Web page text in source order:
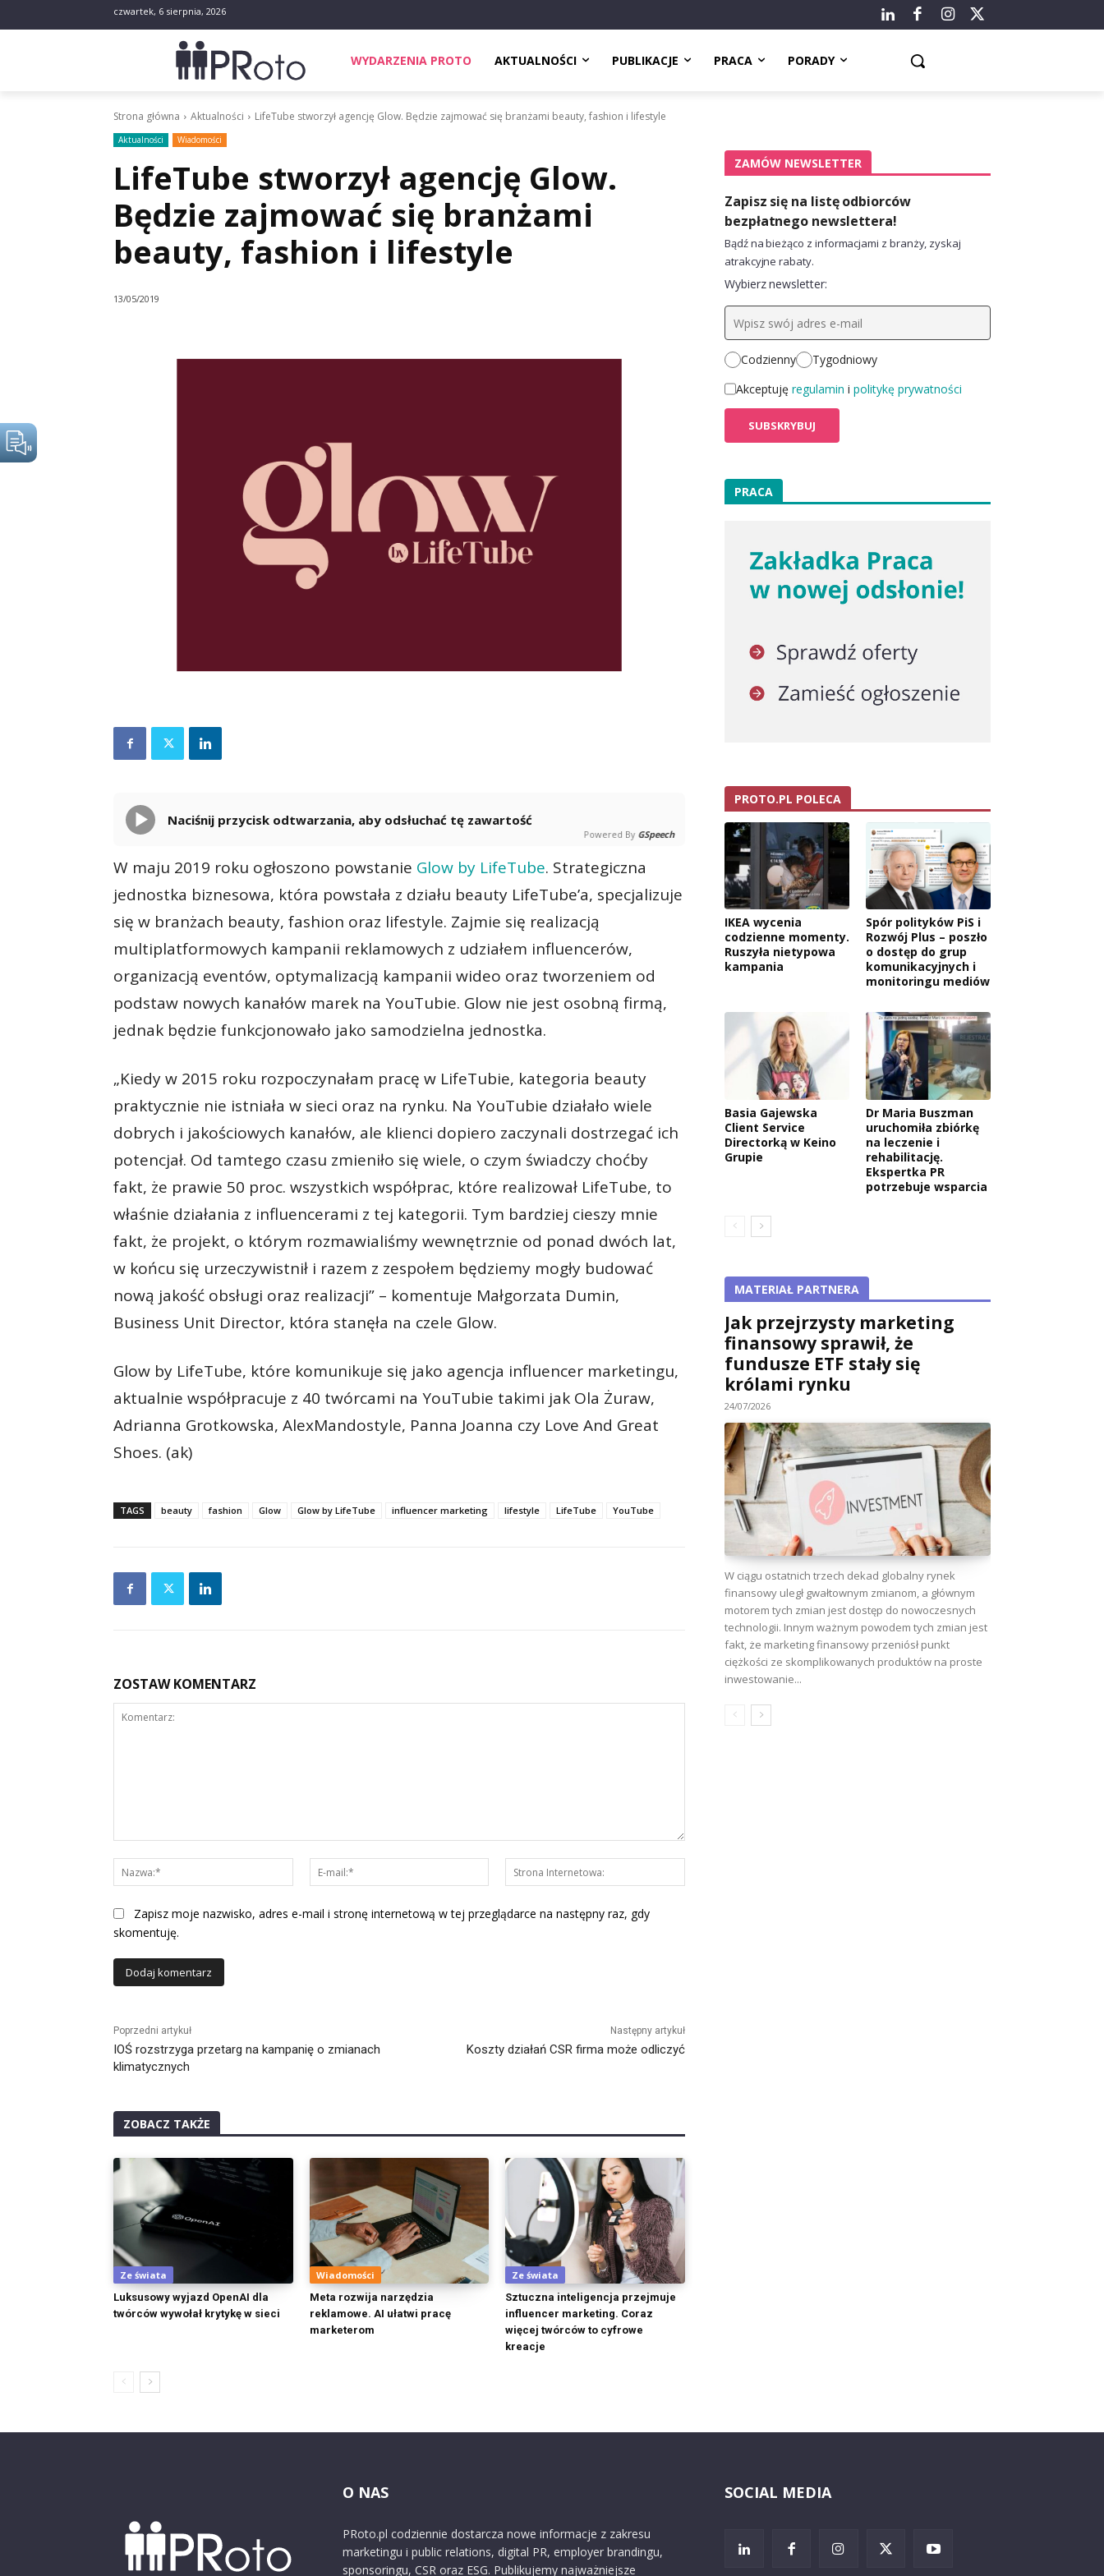
czwartek, 6 sierpnia, 2026
WYDARZENIA PROTO AKTUALNOŚCI PUBLIKACJE PRACA PORADY
Strona główna Aktualności LifeTube stworzył agencję Glow. Będzie zajmować się branżami beauty, fashion i lifestyle
Aktualności Wiadomości
LifeTube stworzył agencję Glow.
Będzie zajmować się branżami
beauty, fashion i lifestyle
13/05/2019
Naciśnij przycisk odtwarzania, aby odsłuchać tę zawartość
Powered By GSpeech
W maju 2019 roku ogłoszono powstanie Glow by LifeTube. Strategiczna
jednostka biznesowa, która powstała z działu beauty LifeTube’a, specjalizuje
się w branżach beauty, fashion oraz lifestyle. Zajmie się realizacją
multiplatformowych kampanii reklamowych z udziałem influencerów,
organizacją eventów, optymalizacją kampanii wideo oraz tworzeniem od
podstaw nowych kanałów marek na YouTubie. Glow nie jest osobną firmą,
jednak będzie funkcjonowało jako samodzielna jednostka.
„Kiedy w 2015 roku rozpoczynałam pracę w LifeTubie, kategoria beauty
praktycznie nie istniała w sieci oraz na rynku. Na YouTubie działało wiele
dobrych i jakościowych kanałów, ale klienci dopiero zaczynali dostrzegać ich
potencjał. Od tamtego czasu zmieniło się wiele, o czym świadczy choćby
fakt, że prawie 50 proc. wszystkich współprac, które realizował LifeTube, to
właśnie działania z influencerami z tej kategorii. Tym bardziej cieszy mnie
fakt, że projekt, o którym rozmawialiśmy wewnętrznie od ponad dwóch lat,
w końcu się urzeczywistnił i razem z zespołem będziemy mogły budować
nową jakość obsługi oraz realizacji” – komentuje Małgorzata Dumin,
Business Unit Director, która stanęła na czele Glow.
Glow by LifeTube, które komunikuje się jako agencja influencer marketingu,
aktualnie współpracuje z 40 twórcami na YouTubie takimi jak Ola Żuraw,
Adrianna Grotkowska, AlexMandostyle, Panna Joanna czy Love And Great
Shoes. (ak)
TAGS beauty fashion Glow Glow by LifeTube influencer marketing lifestyle LifeTube YouTube
ZOSTAW KOMENTARZ
Nazwa:*
mail:*
Internetowa:
Zapisz moje nazwisko, adres e-mail i stronę internetową w tej przeglądarce na następny raz, gdy
skomentuję.
Poprzedni artykuł
IOŚ rozstrzyga przetarg na kampanię o zmianach
klimatycznych
Następny artykuł
Koszty działań CSR firma może odliczyć
ZOBACZ TAKŻE
Ze świata
Luksusowy wyjazd OpenAI dla
twórców wywołał krytykę w sieci
Wiadomości
Meta rozwija narzędzia
reklamowe. AI ułatwi pracę
marketerom
Ze świata
Sztuczna inteligencja przejmuje
influencer marketing. Coraz
więcej twórców to cyfrowe
kreacje
ZAMÓW NEWSLETTER
Zapisz się na listę odbiorców
bezpłatnego newslettera!
Bądź na bieżąco z informacjami z branży, zyskaj
atrakcyjne rabaty.
Wybierz newsletter:
Codzienny
Tygodniowy
Akceptuję regulamin i politykę prywatności
PRACA
PROTO.PL POLECA
IKEA wycenia
codzienne momenty.
Ruszyła nietypowa
kampania
Spór polityków PiS i
Rozwój Plus – poszło
o dostęp do grup
komunikacyjnych i
monitoringu mediów
Basia Gajewska
Client Service
Directorką w Keino
Grupie
Dr Maria Buszman
uruchomiła zbiórkę
na leczenie i
rehabilitację.
Ekspertka PR
potrzebuje wsparcia
MATERIAŁ PARTNERA
Jak przejrzysty marketing
finansowy sprawił, że
fundusze ETF stały się
królami rynku
24/07/2026
W ciągu ostatnich trzech dekad globalny rynek
finansowy uległ gwałtownym zmianom, a głównym
motorem tych zmian jest dostęp do nowoczesnych
technologii. Innym ważnym powodem tych zmian jest
fakt, że marketing finansowy przeniósł punkt
ciężkości ze skomplikowanych produktów na proste
inwestowanie...
O NAS
PRoto.pl codziennie dostarcza nowe informacje z zakresu
marketingu i public relations, digital PR, employer brandingu,
sponsoringu, CSR oraz ESG. Publikujemy najważniejsze
SOCIAL MEDIA